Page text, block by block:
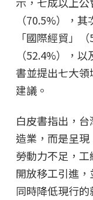
（70.5%），
「國際經貿」
（52.4%），
書並提出七大
建議。
白皮書指出，
造業，而是呈
勞動力不足，
開放移工引進，
同時降低現行